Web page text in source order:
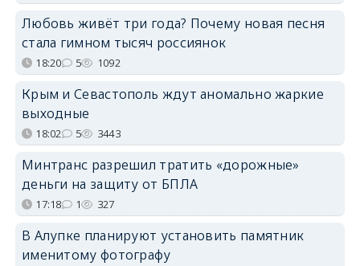
Любовь живёт три года? Почему новая песня
стала гимном тысяч россиянок
18:20 5 1092
Крым и Севастополь ждут аномально жаркие
выходные
18:02 5 3443
Минтранс разрешил тратить «дорожные»
деньги на защиту от БПЛА
17:18 1 327
В Алупке планируют установить памятник
именитому фотографу